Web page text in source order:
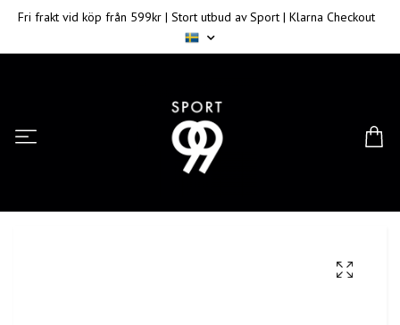
Fri frakt vid köp från 599kr | Stort utbud av Sport | Klarna Checkout